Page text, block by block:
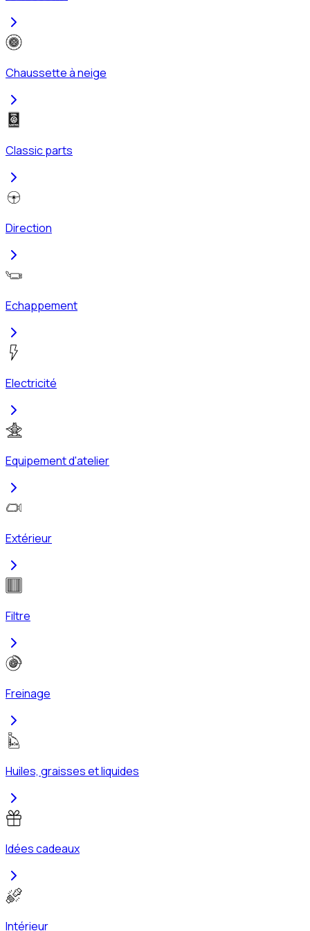
Chaussette à neige
Classic parts
Direction
Echappement
Electricité
Equipement d'atelier
Extérieur
Filtre
Freinage
Huiles, graisses et liquides
Idées cadeaux
Intérieur